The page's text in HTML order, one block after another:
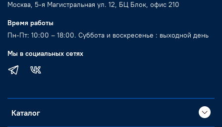
Москва, 5-я Магистральная ул. 12, БЦ Блок, офис 210
Время работы
Пн-Пт: 10:00 – 18:00. Суббота и воскресенье : выходной день
Мы в социальных сетях
Каталог